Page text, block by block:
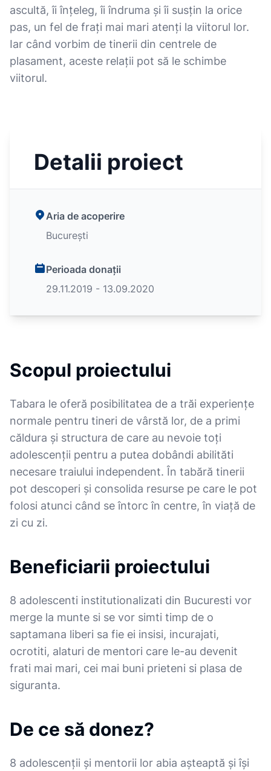
ascultă, îi înțeleg, îi îndruma și îi susțin la orice
pas, un fel de frați mai mari atenți la viitorul lor.
Iar când vorbim de tinerii din centrele de
plasament, aceste relații pot să le schimbe
viitorul.
Detalii proiect
Aria de acoperire
București
Perioada donații
29.11.2019 - 13.09.2020
Scopul proiectului
Tabara le oferă posibilitatea de a trăi experiențe
normale pentru tineri de vârstă lor, de a primi
căldura și structura de care au nevoie toți
adolescenții pentru a putea dobândi abilităti
necesare traiului independent. În tabără tinerii
pot descoperi și consolida resurse pe care le pot
folosi atunci când se întorc în centre, în viață de
zi cu zi.
Beneficiarii proiectului
8 adolescenti institutionalizati din Bucuresti vor
merge la munte si se vor simti timp de o
saptamana liberi sa fie ei insisi, incurajati,
ocrotiti, alaturi de mentori care le-au devenit
frati mai mari, cei mai buni prieteni si plasa de
siguranta.
De ce să donez?
8 adolescenții și mentorii lor abia așteaptă și își